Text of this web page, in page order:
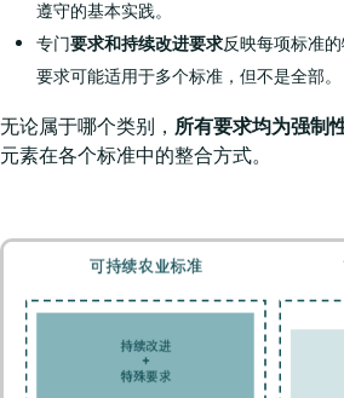
遵守的基本实践。
专门要求和持续改进要求反映每项标准
要求可能适用于多个标准，但不是全部。
无论属于哪个类别， 所有要求均为强制
元素在各个标准中的整合方式。